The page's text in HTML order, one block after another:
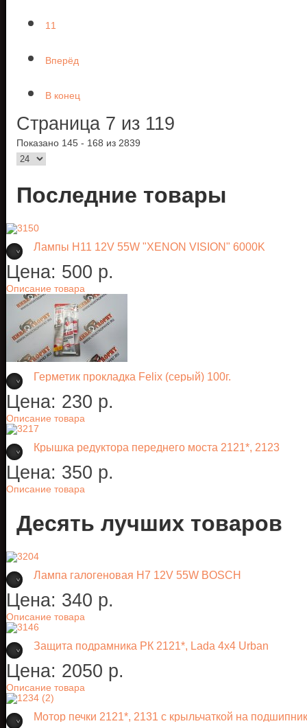
11
Вперёд
В конец
Страница 7 из 119
Показано 145 - 168 из 2839
Последние товары
Лампы H11 12V 55W "XENON VISION" 6000K
Цена: 500 p.
Описание товара
Герметик прокладка Felix (серый) 100г.
Цена: 230 p.
Описание товара
Крышка редуктора переднего моста 2121*, 2123
Цена: 350 p.
Описание товара
Десять лучших товаров
Лампа галогеновая H7 12V 55W BOSCH
Цена: 340 p.
Описание товара
Защита подрамника РК 2121*, Lada 4х4 Urban
Цена: 2050 p.
Описание товара
Мотор печки 2121*, 2131 с крыльчаткой на